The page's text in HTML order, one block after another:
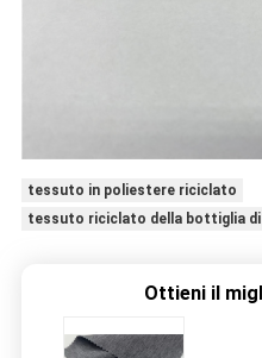
tessuto in poliestere riciclato
tessuto riciclato della bottiglia di
Ottieni il